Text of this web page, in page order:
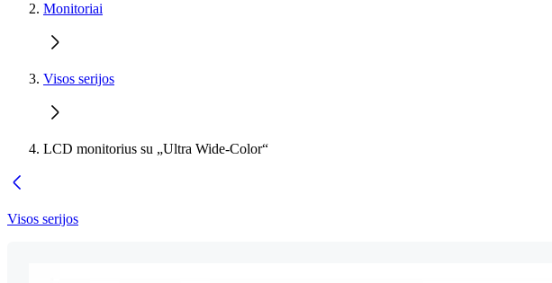
Monitoriai
Visos serijos
LCD monitorius su „Ultra Wide-Color“
Visos serijos